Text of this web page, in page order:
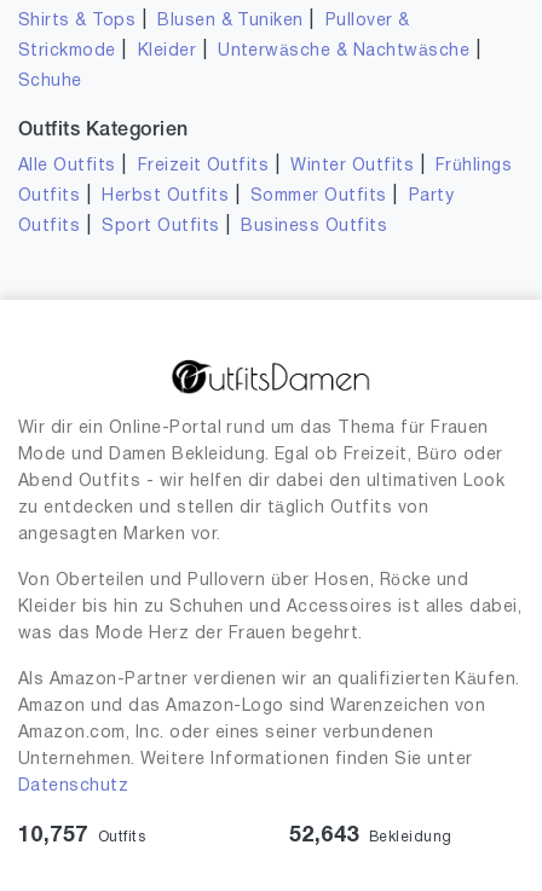
Shirts & Tops Blusen & Tuniken
Pullover &
Strickmode
Kleider |Unterwäsche & Nachtwäsche
Schuhe
Outfits Kategorien
Alle Outfits Freizeit Outfits |Winter Outfits
Frühlings
Outfits
Herbst Outfits Sommer Outfits
Party
Outfits
Sport Outfits Business Outfits
Wir dir ein Online-Portal rund um das Thema für Frauen
Mode und Damen Bekleidung. Egal ob Freizeit, Büro oder
Abend Outfits - wir helfen dir dabei den ultimativen Look
zu entdecken und stellen dir täglich Outfits von
angesagten Marken vor.
Von Oberteilen und Pullovern über Hosen, Röcke und
Kleider bis hin zu Schuhen und Accessoires ist alles dabei,
was das Mode Herz der Frauen begehrt.
Als Amazon-Partner verdienen wir an qualifizierten Käufen.
Amazon und das Amazon-Logo sind Warenzeichen von
Amazon.com, Inc. oder eines seiner verbundenen
Unternehmen. Weitere Informationen finden Sie unter
Datenschutz
10,757 Outfits 52,643 Bekleidung